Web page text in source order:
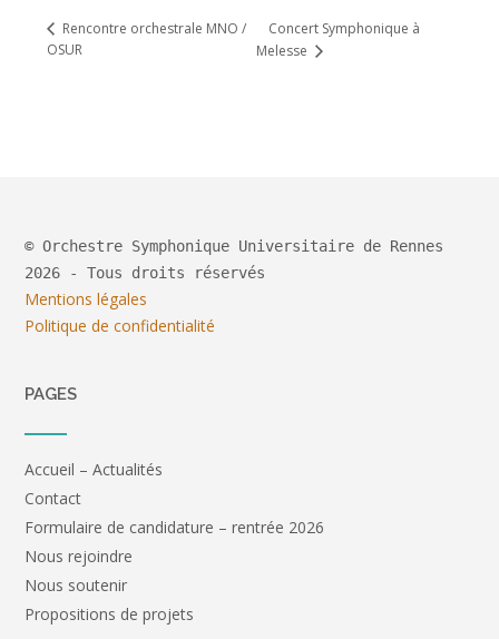
Rencontre orchestrale MNO /
OSUR
Concert Symphonique à
Melesse
© Orchestre Symphonique Universitaire de Rennes
2026 - Tous droits réservés
Mentions légales
Politique de confidentialité
PAGES
Accueil – Actualités
Contact
Formulaire de candidature – rentrée 2026
Nous rejoindre
Nous soutenir
Propositions de projets